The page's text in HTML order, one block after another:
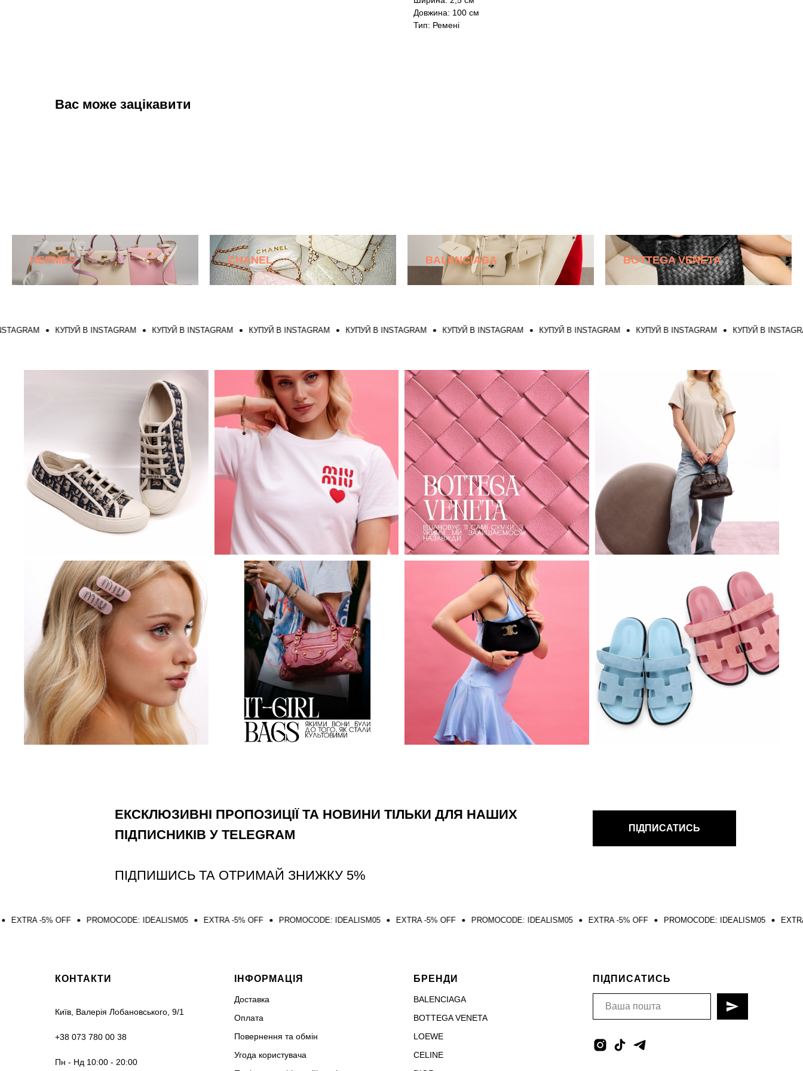
Довжина: 100 см
Тип: Ремені
Вас може зацікавити
HERMES CHANEL BALENCIAGA BOTTEGA VENETA
КУПУЙ В INSTAGRAM КУПУЙ В INSTAGRAM КУПУЙ В INSTAGRAM КУПУЙ В INSTAGRAM КУПУЙ В INSTAGRAM КУПУЙ В INSTAGRAM КУПУЙ В INSTAGRAM КУПУЙ В INSTAGRAM
ЕКСКЛЮЗИВНІ ПРОПОЗИЦІЇ ТА НОВИНИ ТІЛЬКИ ДЛЯ НАШИХ
ПІДПИСНИКІВ У TELEGRAM
ПІДПИШИСЬ ТА ОТРИМАЙ ЗНИЖКУ 5%
ПІДПИСАТИСЬ
OFF PROMOCODE: IDEALISM05 EXTRA -5% OFF PROMOCODE: IDEALISM05 EXTRA -5% OFF PROMOCODE: IDEALISM05 EXTRA -5% OFF PROMOCODE: IDEALISM05 EXTRA -5% OFF
КОНТАКТИ
Київ, Валерія Лобановського, 9/1
+38 073 780 00 38
Пн - Нд 10:00 - 20:00
ІНФОРМАЦІЯ
Доставка
Оплата
Повернення та обмін
Угода користувача
БРЕНДИ
BALENCIAGA
BOTTEGA VENETA
LOEWE
CELINE
ПІДПИСАТИСЬ